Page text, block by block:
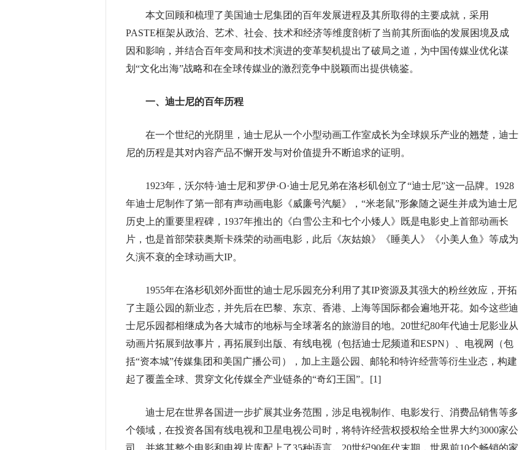
本文回顾和梳理了美国迪士尼集团的百年发展进程及其所取得的主要成就，采用
PASTE框架从政治、艺术、社会、技术和经济等维度剖析了当前其所面临的发展困境及成
因和影响，并结合百年变局和技术演进的变革契机提出了破局之道，为中国传媒业优化谋
划“文化出海”战略和在全球传媒业的激烈竞争中脱颖而出提供镜鉴。
一、迪士尼的百年历程
在一个世纪的光阴里，迪士尼从一个小型动画工作室成长为全球娱乐产业的翘楚，迪士
尼的历程是其对内容产品不懈开发与对价值提升不断追求的证明。
1923年，沃尔特·迪士尼和罗伊·O·迪士尼兄弟在洛杉矶创立了“迪士尼”这一品牌。1928
年迪士尼制作了第一部有声动画电影《威廉号汽艇》，“米老鼠”形象随之诞生并成为迪士尼
历史上的重要里程碑，1937年推出的《白雪公主和七个小矮人》既是电影史上首部动画长
片，也是首部荣获奥斯卡殊荣的动画电影，此后《灰姑娘》《睡美人》《小美人鱼》等成为
久演不衰的全球动画大IP。
1955年在洛杉矶郊外面世的迪士尼乐园充分利用了其IP资源及其强大的粉丝效应，开拓
了主题公园的新业态，并先后在巴黎、东京、香港、上海等国际都会遍地开花。如今这些迪
士尼乐园都相继成为各大城市的地标与全球著名的旅游目的地。20世纪80年代迪士尼影业从
动画片拓展到故事片，再拓展到出版、有线电视（包括迪士尼频道和ESPN）、电视网（包
括“资本城”传媒集团和美国广播公司），加上主题公园、邮轮和特许经营等衍生业态，构建
起了覆盖全球、贯穿文化传媒全产业链条的“奇幻王国”。[1]
迪士尼在世界各国进一步扩展其业务范围，涉足电视制作、电影发行、消费品销售等多
个领域，在投资各国有线电视和卫星电视公司时，将特许经营权授权给全世界大约3000家公
司，并将其整个电影和电视片库配上了35种语言。20世纪90年代末期，世界前10个畅销的家